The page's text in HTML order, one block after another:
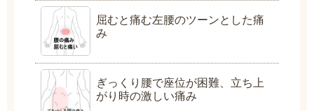
屈むと痛む左腰のツーンとした痛
み
ぎっくり腰で座位が困難、立ち上
がり時の激しい痛み